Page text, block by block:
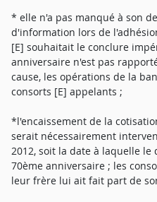
* elle n'a pas manqué à son
d'information lors de
[E] souhaitait le conclure
anniversaire n'est pas
cause, les opérations de la
consorts [E] appelants ;
*l'encaissement de la
serait nécessairement
2012, soit la date à laquelle
70ème anniversaire ; les
leur frère lui ait fait part de